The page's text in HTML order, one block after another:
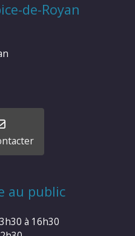
de-Royan
au public
à 16h30